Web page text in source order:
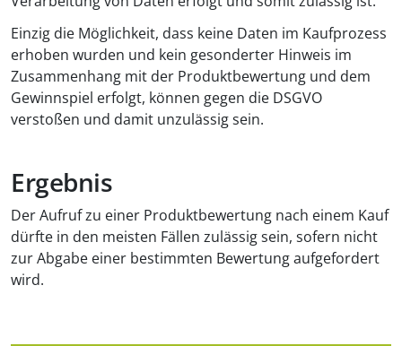
Einzig die Möglichkeit, dass keine Daten im Kaufprozess
erhoben wurden und kein gesonderter Hinweis im
Zusammenhang mit der Produktbewertung und dem
Gewinnspiel erfolgt, können gegen die DSGVO
verstoßen und damit unzulässig sein.
Ergebnis
Der Aufruf zu einer Produktbewertung nach einem Kauf
dürfte in den meisten Fällen zulässig sein, sofern nicht
zur Abgabe einer bestimmten Bewertung aufgefordert
wird.